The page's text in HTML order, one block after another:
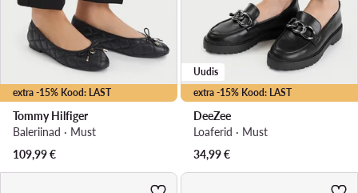
extra -15% Kood: LAST
Tommy Hilfiger
Baleriinad · Must
109,99€
extra -15% Kood: LAST
Uudis
DeeZee
Loaferid · Must
34,99€